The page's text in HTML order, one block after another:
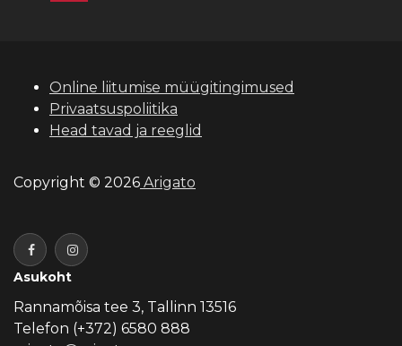
Online liitumise müügitingimused
Privaatsuspoliitika
Head tavad ja reeglid
Copyright © 2026 Arigato
Asukoht
Rannamõisa tee 3, Tallinn 13516
Telefon (+372) 6580 888